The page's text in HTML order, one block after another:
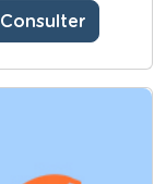
Consulter